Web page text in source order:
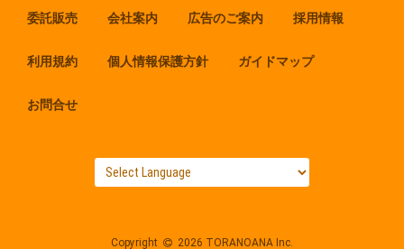
委託販売 会社案内 広告のご案内 採用情報
利用規約 個人情報保護方針 ガイドマップ
お問合せ
Copyright 2026 TORANOANA Inc.